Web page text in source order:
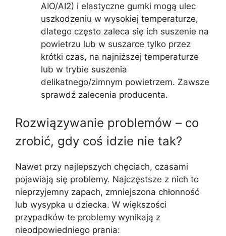
AIO/AI2) i elastyczne gumki mogą ulec
uszkodzeniu w wysokiej temperaturze,
dlatego często zaleca się ich suszenie na
powietrzu lub w suszarce tylko przez
krótki czas, na najniższej temperaturze
lub w trybie suszenia
delikatnego/zimnym powietrzem. Zawsze
sprawdź zalecenia producenta.
Rozwiązywanie problemów – co
zrobić, gdy coś idzie nie tak?
Nawet przy najlepszych chęciach, czasami
pojawiają się problemy. Najczęstsze z nich to
nieprzyjemny zapach, zmniejszona chłonność
lub wysypka u dziecka. W większości
przypadków te problemy wynikają z
nieodpowiedniego prania: